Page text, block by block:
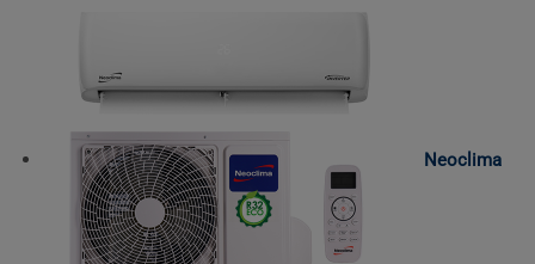
Neoclima